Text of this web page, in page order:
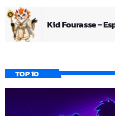
Kid Fourasse –
TOP 10